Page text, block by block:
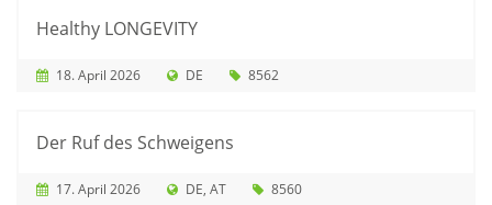
Healthy LONGEVITY
18. April 2026 DE 8562
Der Ruf des Schweigens
17. April 2026 DE AT 8560